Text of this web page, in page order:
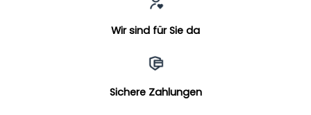
Wir sind für Sie da
Sichere Zahlungen